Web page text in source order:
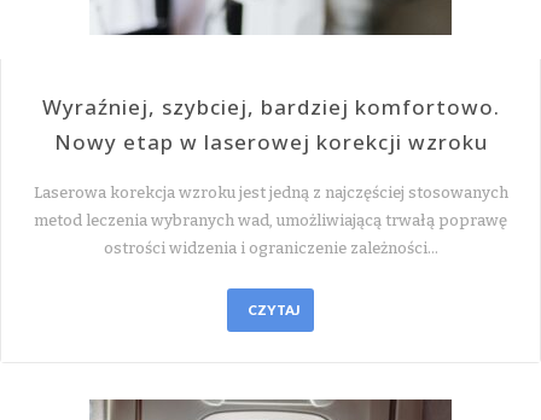
Wyraźniej, szybciej, bardziej komfortowo.
Nowy etap w laserowej korekcji wzroku
Laserowa korekcja wzroku jest jedną z najczęściej stosowanych
metod leczenia wybranych wad, umożliwiającą trwałą poprawę
ostrości widzenia i ograniczenie zależności…
CZYTAJ